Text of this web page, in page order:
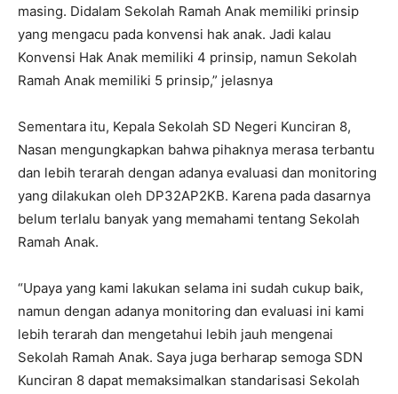
masing. Didalam Sekolah Ramah Anak memiliki prinsip
yang mengacu pada konvensi hak anak. Jadi kalau
Konvensi Hak Anak memiliki 4 prinsip, namun Sekolah
Ramah Anak memiliki 5 prinsip,” jelasnya
Sementara itu, Kepala Sekolah SD Negeri Kunciran 8,
Nasan mengungkapkan bahwa pihaknya merasa terbantu
dan lebih terarah dengan adanya evaluasi dan monitoring
yang dilakukan oleh DP32AP2KB. Karena pada dasarnya
belum terlalu banyak yang memahami tentang Sekolah
Ramah Anak.
“Upaya yang kami lakukan selama ini sudah cukup baik,
namun dengan adanya monitoring dan evaluasi ini kami
lebih terarah dan mengetahui lebih jauh mengenai
Sekolah Ramah Anak. Saya juga berharap semoga SDN
Kunciran 8 dapat memaksimalkan standarisasi Sekolah